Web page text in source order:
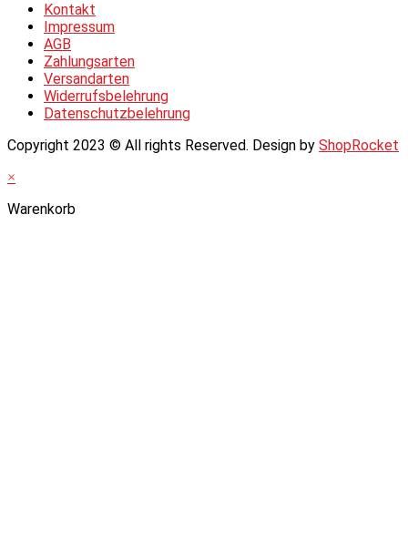
Kontakt
Impressum
AGB
Zahlungsarten
Versandarten
Widerrufsbelehrung
Datenschutzbelehrung
Copyright 2023 © All rights Reserved. Design by ShopRocket
×
Warenkorb